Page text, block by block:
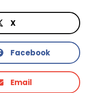
X
Facebook
Email